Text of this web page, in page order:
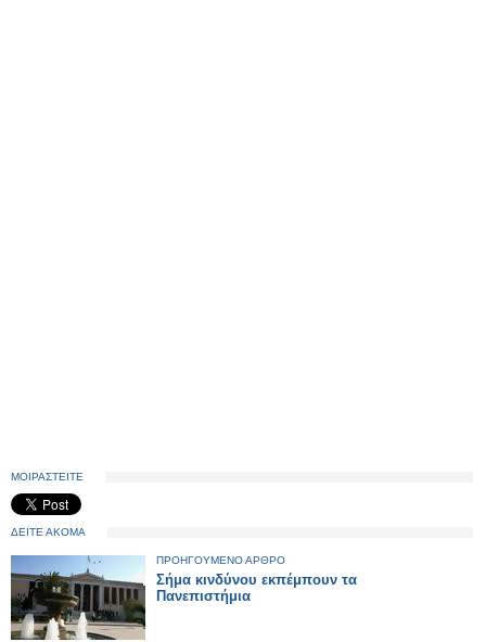
ΜΟΙΡΑΣΤΕΙΤΕ
ΔΕΙΤΕ ΑΚΟΜΑ
ΠΡΟΗΓΟΥΜΕΝΟ ΑΡΘΡΟ
Σήμα κινδύνου εκπέμπουν τα
Πανεπιστήμια